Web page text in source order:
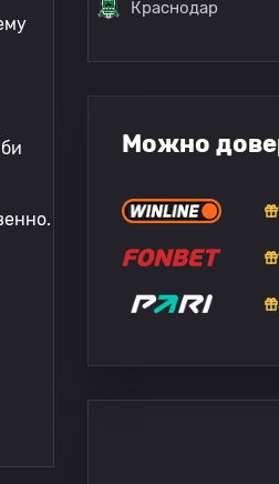
Краснодар
Можно